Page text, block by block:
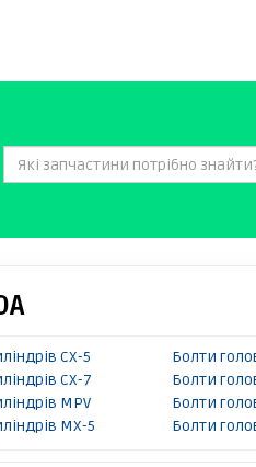
CX-5
CX-7
MPV
MX-5
Болти
Болти
Болти
Болти